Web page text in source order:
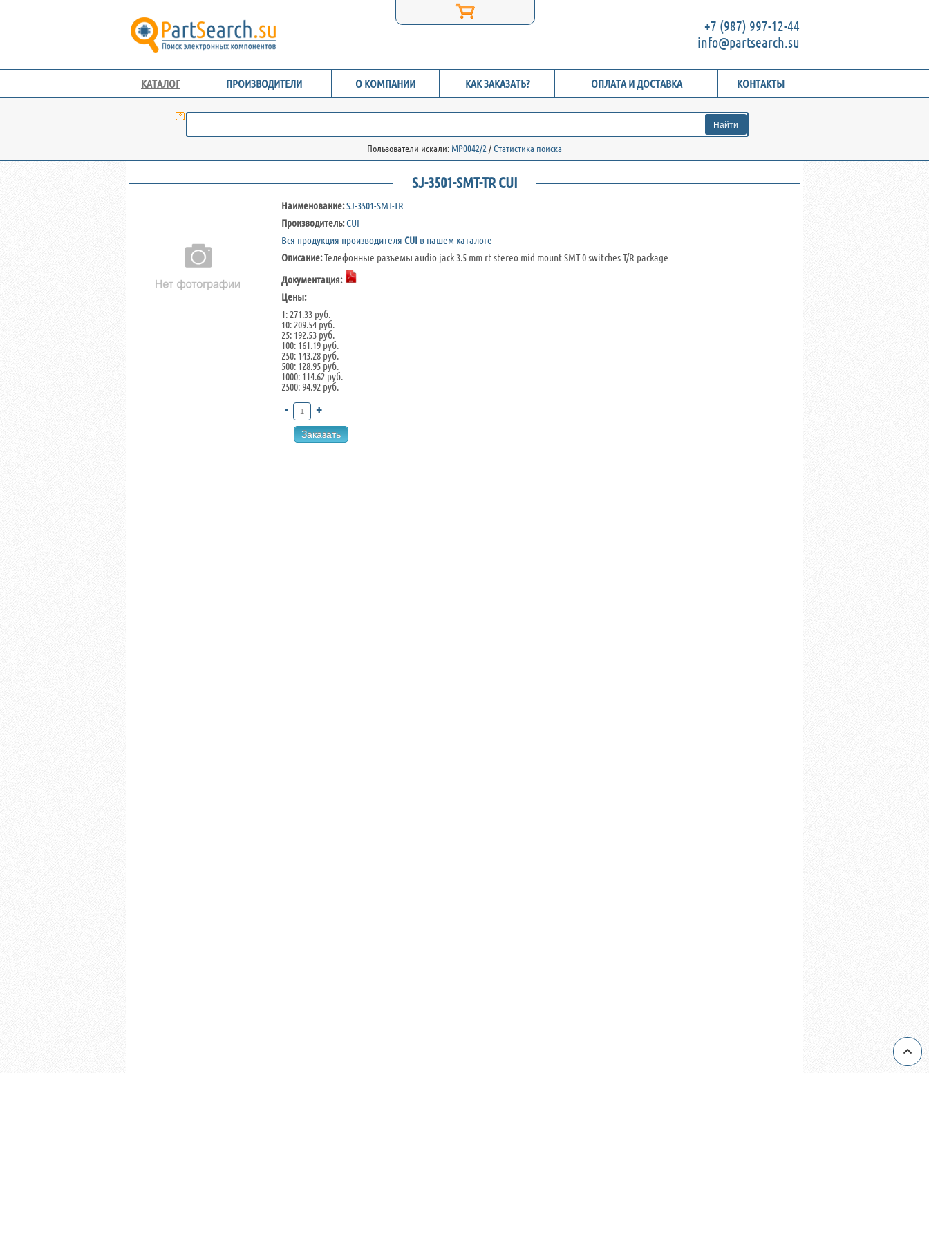
+7 (987) 997-12-44
info@partsearch.su
КАТАЛОГ ПРОИЗВОДИТЕЛИ О КОМПАНИИ КАК ЗАКАЗАТЬ? ОПЛАТА И ДОСТАВКА КОНТАКТЫ
Пользователи искали: MP0042/2 /Статистика поиска
SJ-3501-SMT-TR CUI
Наименование:SJ-3501-SMT-TR
Производитель:CUI
Вся продукция производителя CUI в нашем каталоге
Описание:Телефонные разъемы audio jack 3.5 mm rt stereo mid mount SMT 0 switches T/R package
Документация:
Цены:
1: 271.33 руб.
10: 209.54 руб.
25: 192.53 руб.
100: 161.19 руб.
250: 143.28 руб.
500: 128.95 руб.
1000: 114.62 руб.
2500: 94.92 руб.
- +
Заказать